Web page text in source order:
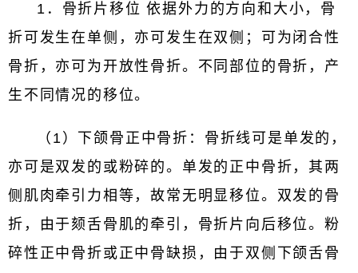
1．骨折片移位 依据外力的方向和大小，骨
折可发生在单侧，亦可发生在双侧；可为闭合性
骨折，亦可为开放性骨折。不同部位的骨折，产
生不同情况的移位。
（1）下颌骨正中骨折：骨折线可是单发的，
亦可是双发的或粉碎的。单发的正中骨折，其两
侧肌肉牵引力相等，故常无明显移位。双发的骨
折，由于颏舌骨肌的牵引，骨折片向后移位。粉
碎性正中骨折或正中骨缺损，由于双侧下颌舌骨